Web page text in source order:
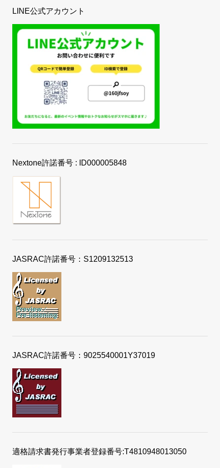
LINE公式アカウント
Nextone許諾番号 : ID000005848
JASRAC許諾番号：S1209132513
JASRAC許諾番号：9025540001Y37019
適格請求書発行事業者登録番号:T4810948013050